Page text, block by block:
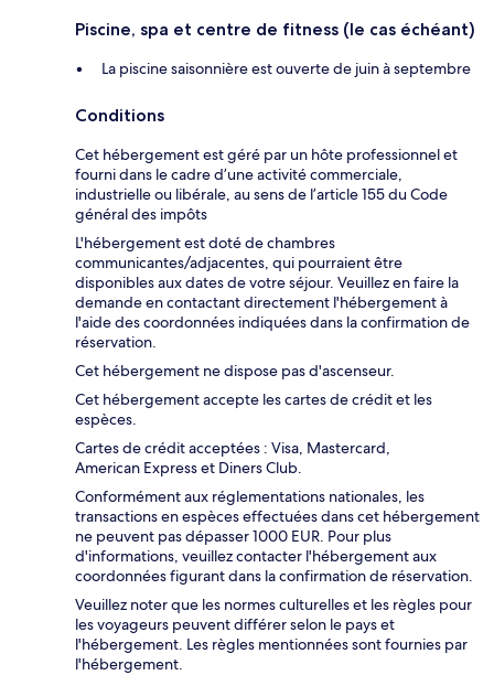
Piscine, spa et centre de fitness (le cas échéant)
La piscine saisonnière est ouverte de juin à septembre
Conditions
Cet hébergement est géré par un hôte professionnel et
fourni dans le cadre d’une activité commerciale,
industrielle ou libérale, au sens de l’article 155 du Code
général des impôts
L'hébergement est doté de chambres
communicantes/adjacentes, qui pourraient être
disponibles aux dates de votre séjour. Veuillez en faire la
demande en contactant directement l'hébergement à
l'aide des coordonnées indiquées dans la confirmation de
réservation.
Cet hébergement ne dispose pas d'ascenseur.
Cet hébergement accepte les cartes de crédit et les
espèces.
Cartes de crédit acceptées : Visa, Mastercard,
American Express et Diners Club.
Conformément aux réglementations nationales, les
transactions en espèces effectuées dans cet hébergement
ne peuvent pas dépasser 1000 EUR. Pour plus
d'informations, veuillez contacter l'hébergement aux
coordonnées figurant dans la confirmation de réservation.
Veuillez noter que les normes culturelles et les règles pour
les voyageurs peuvent différer selon le pays et
l'hébergement. Les règles mentionnées sont fournies par
l'hébergement.